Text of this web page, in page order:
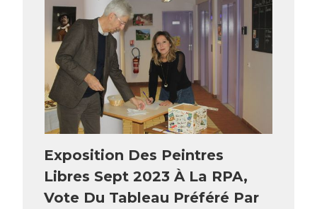
Exposition Des Peintres
Libres Sept 2023 À La RPA,
Vote Du Tableau Préféré Par